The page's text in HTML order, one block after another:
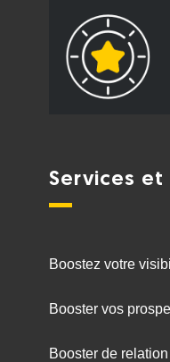
Services
Boostez votre
Booster vos
Booster de